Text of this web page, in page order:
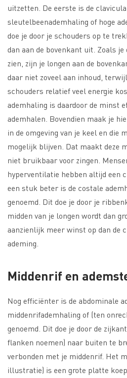
uitzetten. De eerste is de
sleutelbeenademhaling of hoge
doe je door je schouders op te
dan aan de bovenkant uit. Zoals
zien, zijn je longen aan de
daar niet zoveel aan inhoud,
schouders relatief veel energie
ademhaling is daardoor de minst
ademhalen. Bovendien maak je
in de omgeving van je keel en die
mogelijk blijven. Dat maakt deze
niet bruikbaar voor zingen.
hyperventilatie hebben altijd een
een stuk beter is de costale
genoemd. Dit doe je door je
midden van je longen wordt dan
aanzienlijk meer winst op dan de
ademing.
Middenrif en
Nog efficiënter is de abdominale
middenrifademhaling of (ten
genoemd. Dit doe je door de
flanken noemen) naar buiten te
verbonden met je middenrif. Het
illustratie) is een grote platte